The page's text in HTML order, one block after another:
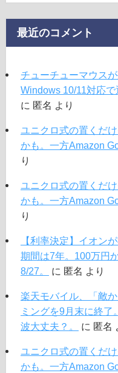
最近のコメント
チューチューマウス
Windows 10/11対応で
に 匿名 より
ユニクロ式の置くだ
かも。一方Amazon
り
ユニクロ式の置くだ
かも。一方Amazon
り
【利率決定】イオン
期間は7年。100万円
8/27。
に 匿名 より
楽天モバイル、「敵
ミングを9月末に終
波大丈夫？。
に 匿名
ユニクロ式の置くだ
かも。一方Amazon